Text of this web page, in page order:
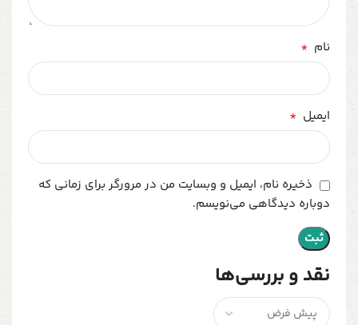
نقد و بررسی‌ها
نام *
ایمیل *
ذخیره نام، ایمیل و وبسایت من در مرورگر برای زمانی که
دوباره دیدگاهی می‌نویسم.